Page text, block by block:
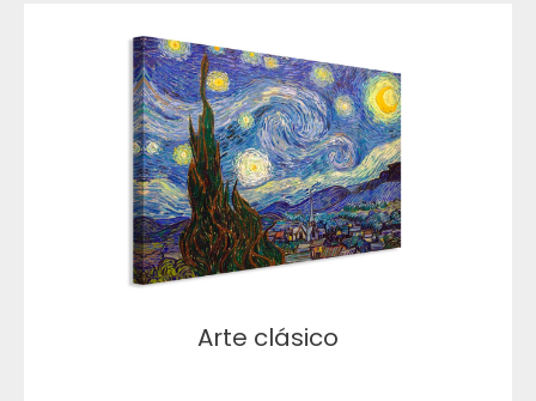
Arte clásico